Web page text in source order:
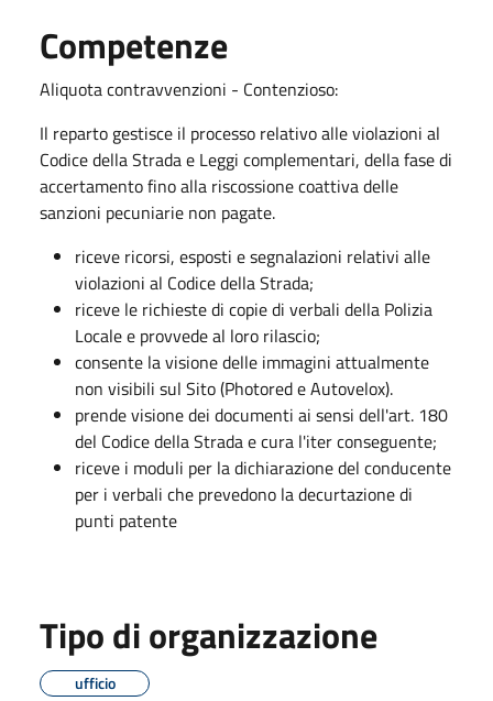
Competenze
Aliquota contravvenzioni - Contenzioso:
Il reparto gestisce il processo relativo alle violazioni al
Codice della Strada e Leggi complementari, della fase di
accertamento fino alla riscossione coattiva delle
sanzioni pecuniarie non pagate.
riceve ricorsi, esposti e segnalazioni relativi alle
violazioni al Codice della Strada;
riceve le richieste di copie di verbali della Polizia
Locale e provvede al loro rilascio;
consente la visione delle immagini attualmente
non visibili sul Sito (Photored e Autovelox).
prende visione dei documenti ai sensi dell'art. 180
del Codice della Strada e cura l'iter conseguente;
riceve i moduli per la dichiarazione del conducente
per i verbali che prevedono la decurtazione di
punti patente
Tipo di organizzazione
ufficio